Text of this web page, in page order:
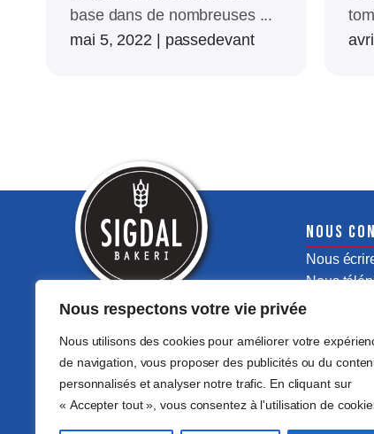
Nous respectons votre vie privée
Nous utilisons des cookies pour améliorer votre
de navigation, vous proposer des publicités ou du
personnalisés et analyser notre trafic. En cliquant sur
« Accepter tout », vous consentez à l'utilisation de
base dans de nombreuses ...
mai 5, 2022| passedevant
Nous
Nous
Nous